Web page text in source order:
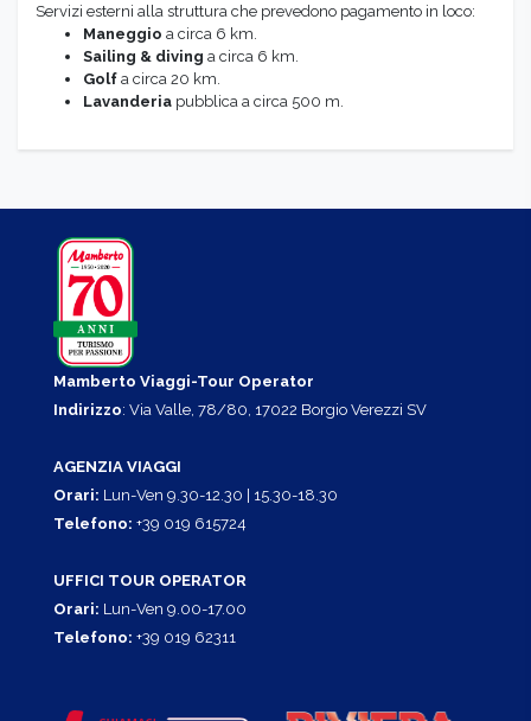
Servizi esterni alla struttura che prevedono pagamento in loco:
Maneggio a circa 6 km.
Sailing & diving a circa 6 km.
Golf a circa 20 km.
Lavanderia pubblica a circa 500 m.
Mamberto Viaggi-Tour Operator
Indirizzo: Via Valle, 78/80, 17022 Borgio Verezzi SV
AGENZIA VIAGGI
Orari: Lun-Ven 9.30-12.30 | 15.30-18.30
Telefono: +39 019 615724
UFFICI TOUR OPERATOR
Orari: Lun-Ven 9.00-17.00
Telefono: +39 019 62311